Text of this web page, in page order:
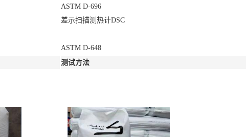
ASTM D-696
差示扫描测热计DSC
ASTM D-648
测试方法